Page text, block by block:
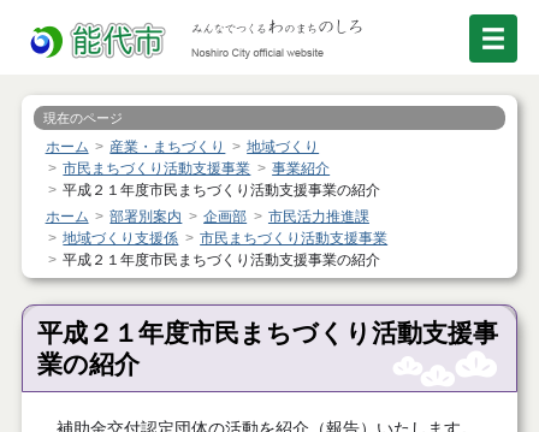
現在のページ
ホーム 産業・まちづくり
地域づくり
市民まちづくり活動支援事業
事業紹介
平成２１年度市民まちづくり活動支援事業の紹介
ホーム
部署別案内 企画部
市民活力推進課
地域づくり支援係
市民まちづくり活動支援事業
平成２１年度市民まちづくり活動支援事業の紹介
平成２１年度市民まちづくり活動支援事
業の紹介